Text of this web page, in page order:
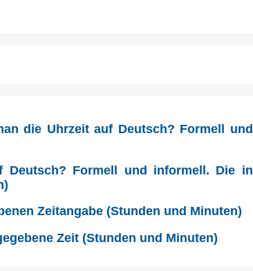
die Uhrzeit auf Deutsch? Formell und
Deutsch? Formell und informell. Die in
Zeitangabe (Stunden und Minuten)
Zeit (Stunden und Minuten)